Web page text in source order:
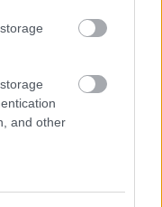
and other